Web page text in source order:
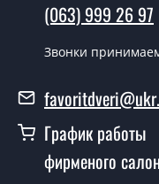
производится
Сколько
1800 грн.
Можно
(063) 999 26 97
Звонки
График работы
фирменого